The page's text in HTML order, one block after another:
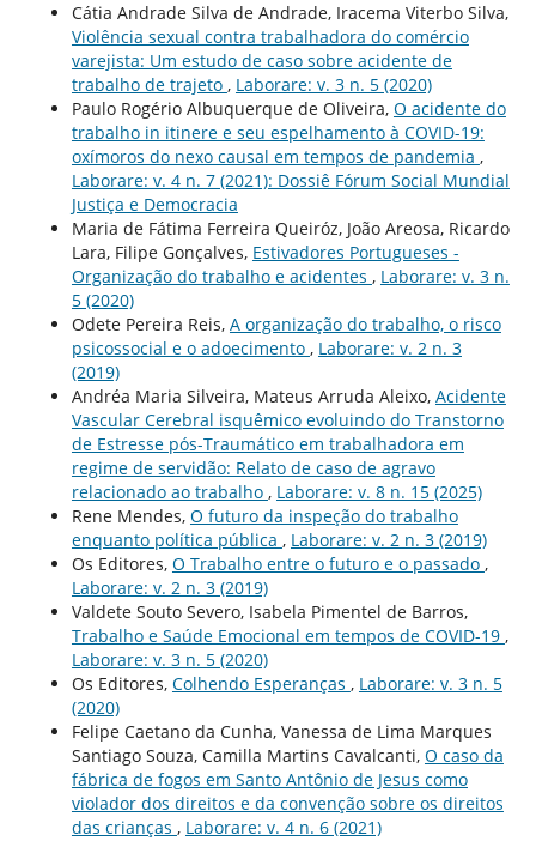
Cátia Andrade Silva de Andrade, Iracema Viterbo Silva,
Violência sexual contra trabalhadora do comércio
varejista: Um estudo de caso sobre acidente de
trabalho de trajeto , Laborare: v. 3 n. 5 (2020)
Paulo Rogério Albuquerque de Oliveira, O acidente do
trabalho in itinere e seu espelhamento à COVID-19:
oxímoros do nexo causal em tempos de pandemia ,
Laborare: v. 4 n. 7 (2021): Dossiê Fórum Social Mundial
Justiça e Democracia
Maria de Fátima Ferreira Queiróz, João Areosa, Ricardo
Lara, Filipe Gonçalves, Estivadores Portugueses -
Organização do trabalho e acidentes , Laborare: v. 3 n.
5 (2020)
Odete Pereira Reis, A organização do trabalho, o risco
psicossocial e o adoecimento , Laborare: v. 2 n. 3
(2019)
Andréa Maria Silveira, Mateus Arruda Aleixo, Acidente
Vascular Cerebral isquêmico evoluindo do Transtorno
de Estresse pós-Traumático em trabalhadora em
regime de servidão: Relato de caso de agravo
relacionado ao trabalho , Laborare: v. 8 n. 15 (2025)
Rene Mendes, O futuro da inspeção do trabalho
enquanto polí­tica pública , Laborare: v. 2 n. 3 (2019)
Os Editores, O Trabalho entre o futuro e o passado ,
Laborare: v. 2 n. 3 (2019)
Valdete Souto Severo, Isabela Pimentel de Barros,
Trabalho e Saúde Emocional em tempos de COVID-19 ,
Laborare: v. 3 n. 5 (2020)
Os Editores, Colhendo Esperanças , Laborare: v. 3 n. 5
(2020)
Felipe Caetano da Cunha, Vanessa de Lima Marques
Santiago Souza, Camilla Martins Cavalcanti, O caso da
fábrica de fogos em Santo Antônio de Jesus como
violador dos direitos e da convenção sobre os direitos
das crianças , Laborare: v. 4 n. 6 (2021)